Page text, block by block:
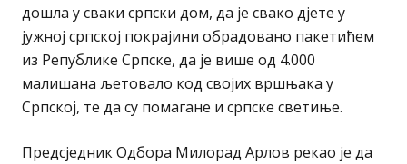
дошла у сваки српски дом, да је свако дјете у
јужној српској покрајини обрадовано пакетићем
из Републике Српске, да је више од 4.000
малишана љетовало код својих вршњака у
Српској, те да су помагане и српске светиње.
Предсједник Одбора Милорад Арлов рекао је да